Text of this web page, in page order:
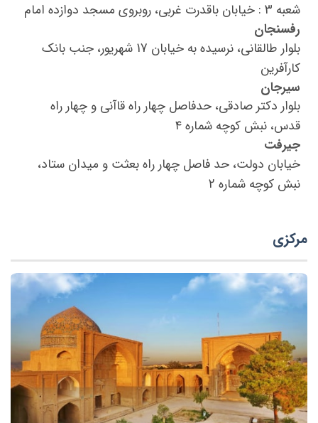
شعبه 3 : خیابان باقدرت غربی، روبروی مسجد دوازده امام
رفسنجان
بلوار طالقانی، نرسیده به خیابان 17 شهریور، جنب بانک
کارآفرین
سیرجان
بلوار دکتر صادقي، حدفاصل چهار راه قاآنی و چهار راه
قدس، نبش کوچه شماره ۴
جیرفت
خیابان دولت، حد فاصل چهار راه بعثت و میدان ستاد،
نبش کوچه شماره 2
مرکزی